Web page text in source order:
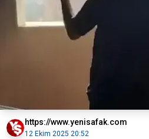
https://www.yenisafak.com
12 Ekim 2025 20:52